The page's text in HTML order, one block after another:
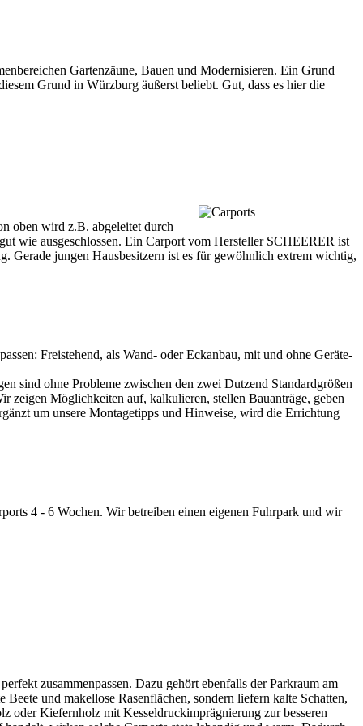
Gartenzäune, Bauen und Modernisieren. Ein Grund
Grund in Würzburg äußerst beliebt. Gut, dass es hier die
oben wird z.B. abgeleitet durch
wie ausgeschlossen. Ein Carport vom Hersteller SCHEERER ist
Gerade jungen Hausbesitzern ist es für gewöhnlich extrem wichtig,
Freistehend, als Wand- oder Eckanbau, mit und ohne Geräte-
sind ohne Probleme zwischen den zwei Dutzend Standardgrößen
zeigen Möglichkeiten auf, kalkulieren, stellen Bauanträge, geben
um unsere Montagetipps und Hinweise, wird die Errichtung
4 - 6 Wochen. Wir betreiben einen eigenen Fuhrpark und wir
zusammenpassen. Dazu gehört ebenfalls der Parkraum am
und makellose Rasenflächen, sondern liefern kalte Schatten,
oder Kiefernholz mit Kesseldruckimprägnierung zur besseren